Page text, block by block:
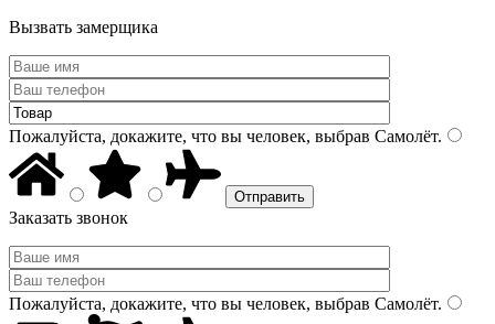
Вызвать замерщика
Пожалуйста, докажите, что вы человек, выбрав Самолёт.
Заказать звонок
Пожалуйста, докажите, что вы человек, выбрав Самолёт.